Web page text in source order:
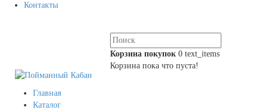
Контакты
Корзина покупок 0 text_items
Корзина пока что пуста!
Главная
Каталог